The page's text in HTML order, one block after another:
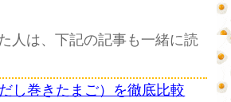
人は、下記の記事も一緒に読
し巻きたまご）を徹底比較